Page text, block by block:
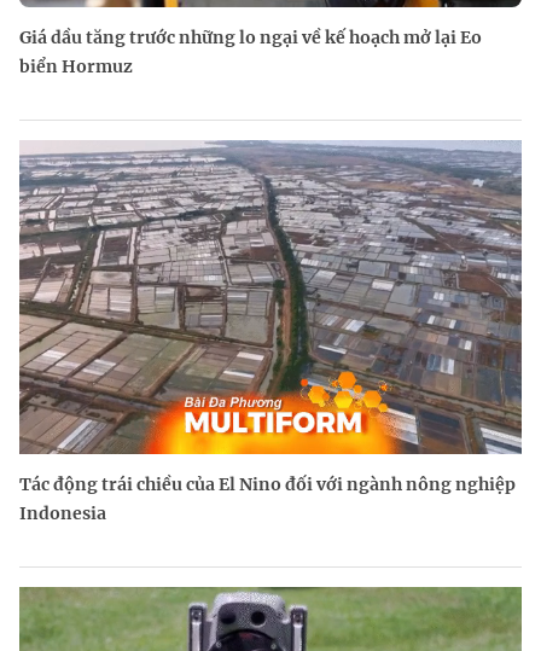
Giá dầu tăng trước những lo ngại về kế hoạch mở lại Eo
biển Hormuz
Tác động trái chiều của El Nino đối với ngành nông nghiệp
Indonesia